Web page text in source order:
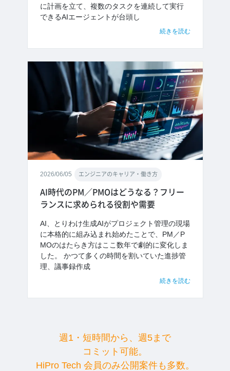
に計画を立て、複数のタスクを連続して実行
できるAIエージェントが台頭し
続きを読む
2026/06/05 エンジニアのキャリア・働き方
AI時代のPM／PMOはどうなる？フリー
ランスに求められる役割や需要
AI、とりわけ生成AIがプロジェクト管理の現場
に本格的に組み込まれ始めたことで、PM／P
MOのはたらき方はここ数年で劇的に変化しま
した。 かつて多くの時間を割いていた進捗管
理、議事録作成
続きを読む
週1・短時間から、週5まで
コミット可能。
HiPro Tech 会員のみ公開案件も多数。